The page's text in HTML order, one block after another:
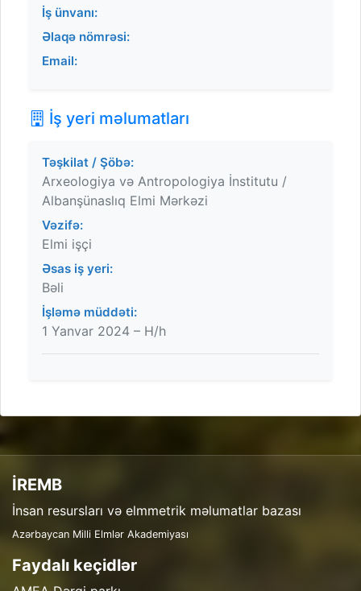
İş ünvanı:
Əlaqə nömrəsi:
Email:
İş yeri məlumatları
Təşkilat / Şöbə:
Arxeologiya və Antropologiya İnstitutu /
Albanşünaslıq Elmi Mərkəzi
Vəzifə:
Elmi işçi
Əsas iş yeri:
Bəli
İşləmə müddəti:
1 Yanvar 2024 – H/h
İREMB
İnsan resursları və elmmetrik məlumatlar bazası
Azərbaycan Milli Elmlər Akademiyası
Faydalı keçidlər